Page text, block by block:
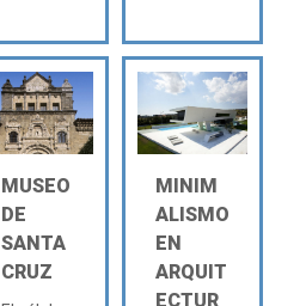
MUSEO
DE
SANTA
CRUZ
MINIM
ALISMO
EN
ARQUIT
ECTUR